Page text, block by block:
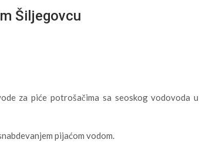
Šiljegovcu
za piće potrošačima sa seoskog vodovoda u
pijaćom vodom.